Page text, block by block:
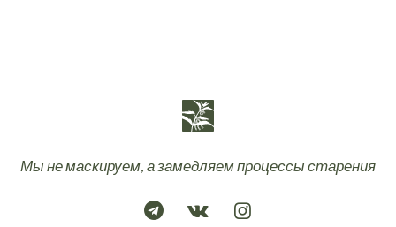
Мы не маскируем, а замедляем процессы старения